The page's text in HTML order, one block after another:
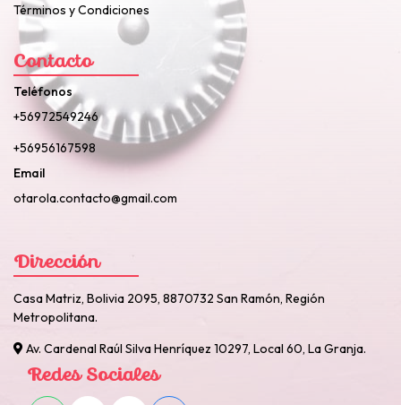
Términos y Condiciones
Contacto
Teléfonos
+56972549246
+56956167598
Email
otarola.contacto@gmail.com
Dirección
Casa Matriz, Bolivia 2095, 8870732 San Ramón, Región
Metropolitana.
Av. Cardenal Raúl Silva Henríquez 10297, Local 60, La Granja.
Redes Sociales